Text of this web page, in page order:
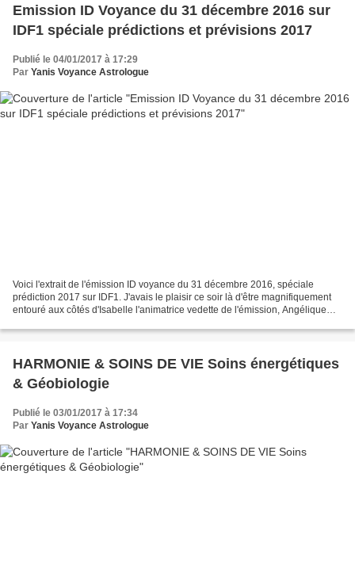
Emission ID Voyance du 31 décembre 2016 sur
IDF1 spéciale prédictions et prévisions 2017
Publié le 04/01/2017 à 17:29
Par Yanis Voyance Astrologue
Voici l'extrait de l'émission ID voyance du 31 décembre 2016, spéciale
prédiction 2017 sur IDF1. J'avais le plaisir ce soir là d'être magnifiquement
entouré aux côtés d'Isabelle l'animatrice vedette de l'émission, Angélique
HARMONIE & SOINS DE VIE Soins énergétiques
& Géobiologie
Publié le 03/01/2017 à 17:34
Par Yanis Voyance Astrologue